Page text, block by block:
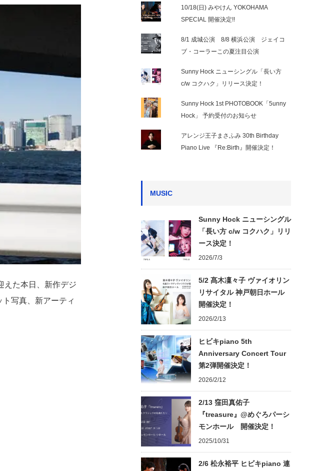
えた本日、新作デジ
写真、新アーティ
10/18(日) みやけん YOKOHAMA
SPECIAL 開催決定!!
8/1 成城公演 8/8 横浜公演 ジェイコ
ブ・コーラーこの夏注目公演
Sunny Hock ニューシングル「長い方
c/w コクハク」リリース決定！
Sunny Hock 1st PHOTOBOOK「5unny
Hock」 予約受付のお知らせ
アレンジ王子まさふみ 30th Birthday
Piano Live 『Re:Birth』開催決定！
MUSIC
Sunny Hock ニューシングル
「長い方 c/w コクハク」リリ
ース決定！
2026/7/3
5/2 髙木凜々子 ヴァイオリン
リサイタル 神戸朝日ホール
開催決定！
2026/2/13
ヒビキpiano 5th
Anniversary Concert Tour
第2弾開催決定！
2026/2/12
2/13 窪田真佑子
『treasure』@めぐろパーシ
モンホール 開催決定！
2025/10/31
2/6 松永裕平 ヒビキpiano 連